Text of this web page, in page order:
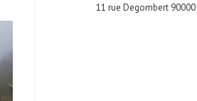
11 rue Degombert 90000